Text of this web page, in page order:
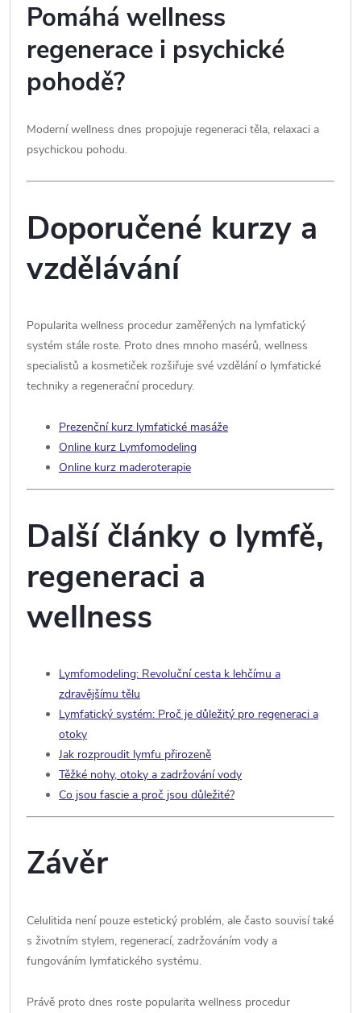
Pomáhá wellness
regenerace i psychické
pohodě?
Moderní wellness dnes propojuje regeneraci těla, relaxaci a
psychickou pohodu.
Doporučené kurzy a
vzdělávání
Popularita wellness procedur zaměřených na lymfatický
systém stále roste. Proto dnes mnoho masérů, wellness
specialistů a kosmetiček rozšiřuje své vzdělání o lymfatické
techniky a regenerační procedury.
Prezenční kurz lymfatické masáže
Online kurz Lymfomodeling
Online kurz maderoterapie
Další články o lymfě,
regeneraci a
wellness
Lymfomodeling: Revoluční cesta k lehčímu a
zdravějšímu tělu
Lymfatický systém: Proč je důležitý pro regeneraci a
otoky
Jak rozproudit lymfu přirozeně
Těžké nohy, otoky a zadržování vody
Co jsou fascie a proč jsou důležité?
Závěr
Celulitida není pouze estetický problém, ale často souvisí také
s životním stylem, regenerací, zadržováním vody a
fungováním lymfatického systému.
Právě proto dnes roste popularita wellness procedur